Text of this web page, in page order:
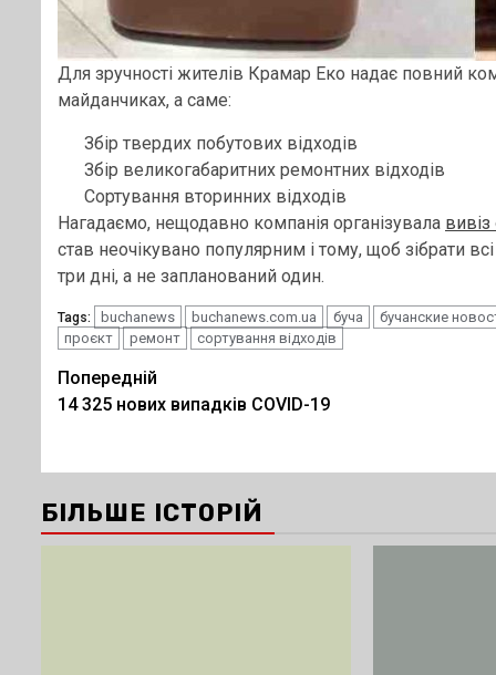
Для зручності жителів Крамар Еко надає повний
майданчиках, а саме:
Збір твердих побутових відходів
Збір великогабаритних ремонтних відходів
Сортування вторинних відходів
Нагадаємо, нещодавно компанія організувала
став неочікувано популярним і тому, щоб зібрати
три дні, а не запланований один.
Tags: buchanews buchanews.com.ua буча
бучанские
проєкт
ремонт сортування відходів
Post
navigation
Попередній
14 325 нових випадків COVID-19
БІЛЬШЕ ІСТОРІЙ